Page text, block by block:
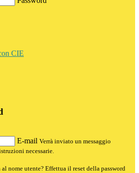
CIE
E-mail Verrà inviato un messaggio
necessarie.
nome utente? Effettua il reset della password